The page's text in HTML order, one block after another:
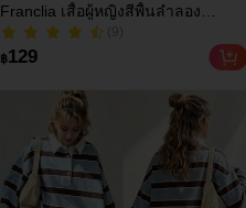
Franclia เสื้อผู้หญิงสีพื้นลำลอง
อเนกประสงค์สำหรับใส่ประจำวัน
(9)
200+ ขายแล้ว
200+ ขายแล้ว
฿129